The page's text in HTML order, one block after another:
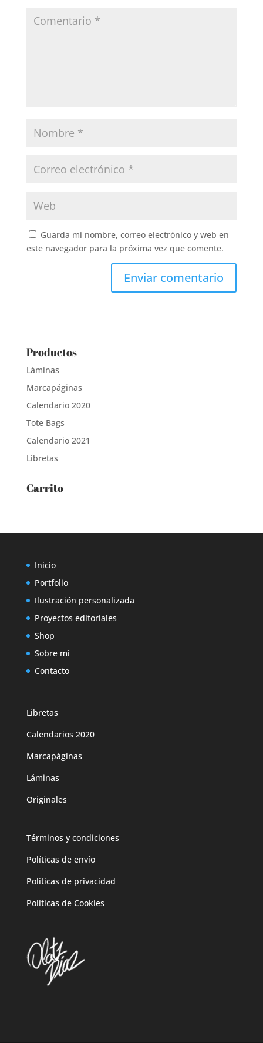
Guarda mi nombre, correo electrónico y web en
este navegador para la próxima vez que comente.
Productos
Láminas
Marcapáginas
Calendario 2020
Tote Bags
Calendario 2021
Libretas
Carrito
Inicio
Portfolio
Ilustración personalizada
Proyectos editoriales
Shop
Sobre mi
Contacto
Libretas
Calendarios 2020
Marcapáginas
Láminas
Originales
Términos y condiciones
Políticas de envío
Políticas de privacidad
Políticas de Cookies